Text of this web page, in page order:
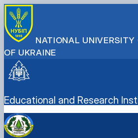
NATIONAL
OF UKRAINE
Educational and Research